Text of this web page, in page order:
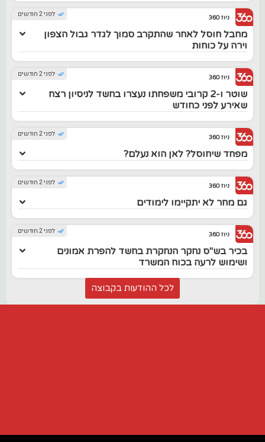
לפני 2 חודשים ניוז 360
מחבל חוסל לאחר שהתקרב סמוך לגדר גבול הצפון
וירה על כוחות
לפני 2 חודשים ניוז 360
שוטר ו-2 קרובי משפחתו נעצרו בחשד לניסיון רצח
שאירע לפני כחודש
לפני 2 חודשים ניוז 360
מפחד שיחוסל? לאן הוא נעלם?
לפני 2 חודשים ניוז 360
גם מחר לא יתקיימו לימודים
לפני 2 חודשים ניוז 360
בכיר בש"ס נחקר הנחקרת בחשד להפרת אמונים
ושימוש לרעה בכוח המשרד
לכל ההודעות בקבוצה